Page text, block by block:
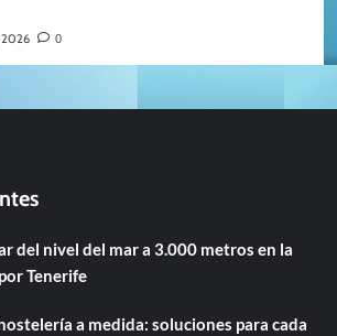
2026 0
del nivel del mar a 3.000 metros en la
Tenerife
a medida: soluciones para cada